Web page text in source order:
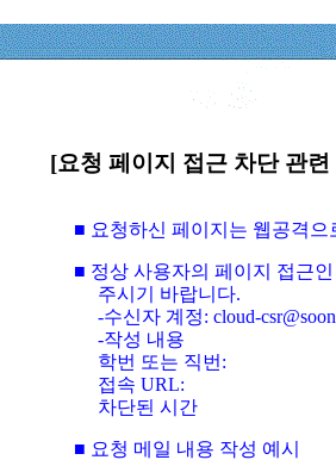
[요청 페이지 접근 차단 관
■ 요청하신 페이지는 웹공격
■ 정상 사용자의 페이지 접근
주시기 바랍니다.
-수신자 계정: cloud-
-작성 내용
학번 또는 직번:
접속 URL:
차단된 시간
■ 요청 메일 내용 작성 예시